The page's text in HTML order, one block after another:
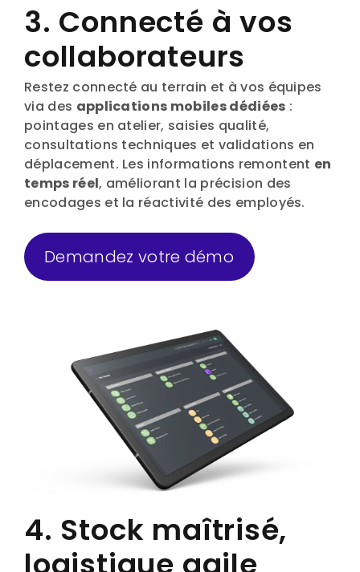
3. Connecté à vos
collaborateurs
Restez connecté au terrain et à vos équipes
via des applications mobiles dédiées :
pointages en atelier, saisies qualité,
consultations techniques et validations en
déplacement. Les informations remontent en
temps réel, améliorant la précision des
encodages et la réactivité des employés.
Demandez votre démo
4. Stock maîtrisé,